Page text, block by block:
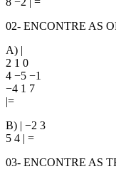
02- ENCONTRE AS
A) |
2 1 0
4 −5 −1
−4 1 7
|=
B) | −2 3
5 4 | =
03- ENCONTRE AS